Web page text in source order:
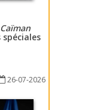
26-07-2026